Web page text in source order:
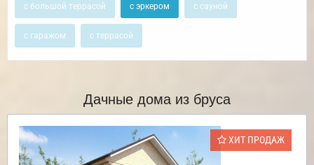
с большой террасой с эркером с сауной
с гаражом с террасой
Дачные дома из бруса
ХИТ ПРОДАЖ